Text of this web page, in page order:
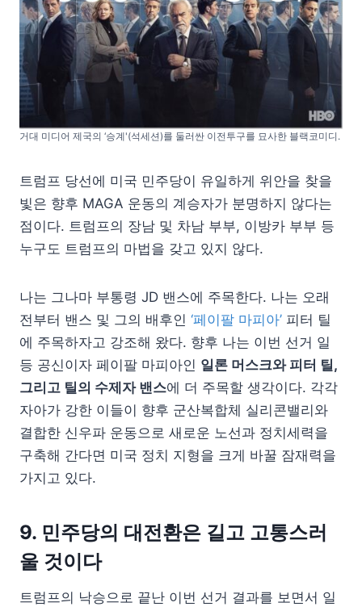
거대 미디어 제국의 ‘승계'(석세션)를 둘러싼 이전투구를 묘사한 블랙코미디.
트럼프 당선에 미국 민주당이 유일하게 위안을 찾을
빛은 향후 MAGA 운동의 계승자가 분명하지 않다는
점이다. 트럼프의 장남 및 차남 부부, 이방카 부부 등
누구도 트럼프의 마법을 갖고 있지 않다.
나는 그나마 부통령 JD 밴스에 주목한다. 나는 오래
전부터 밴스 및 그의 배후인 ‘페이팔 마피아’ 피터 틸
에 주목하자고 강조해 왔다. 향후 나는 이번 선거 일
등 공신이자 페이팔 마피아인 일론 머스크와 피터 틸,
그리고 틸의 수제자 밴스에 더 주목할 생각이다. 각각
자아가 강한 이들이 향후 군산복합체 실리콘밸리와
결합한 신우파 운동으로 새로운 노선과 정치세력을
구축해 간다면 미국 정치 지형을 크게 바꿀 잠재력을
가지고 있다.
9. 민주당의 대전환은 길고 고통스러
울 것이다
트럼프의 낙승으로 끝난 이번 선거 결과를 보면서 일